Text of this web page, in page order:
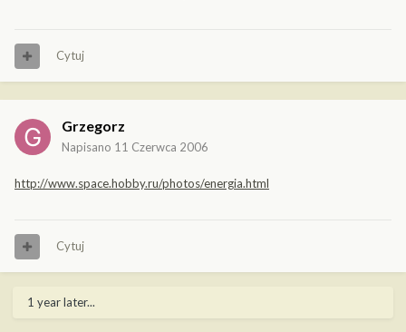
Cytuj
Grzegorz
Napisano 11 Czerwca 2006
http://www.space.hobby.ru/photos/energia.html
Cytuj
1 year later...